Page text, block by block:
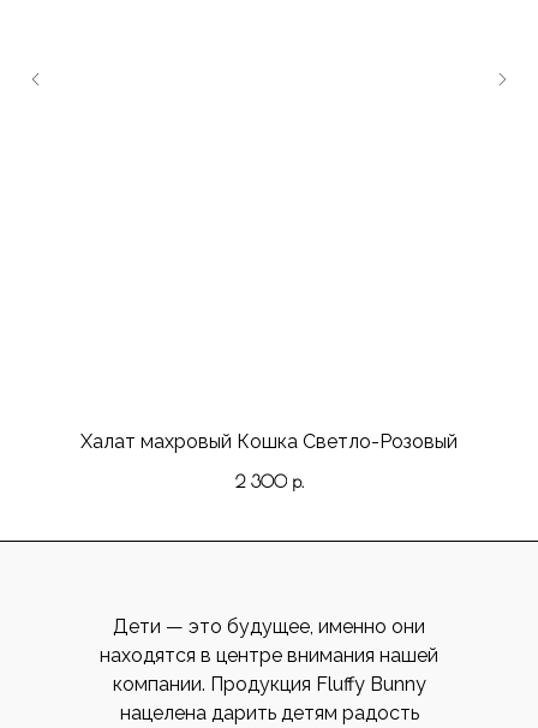
Халат махровый Кошка Светло-Розовый
2 300 р.
Дети — это будущее, именно они
находятся в центре внимания нашей
компании. Продукция Fluffy Bunny
нацелена дарить детям радость